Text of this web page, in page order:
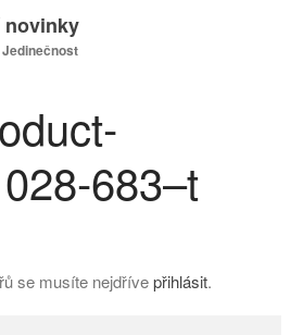
(bez názvu)
trend >
novinky
Jedinečnost
683–t
se musíte nejdřívepřihlásit.